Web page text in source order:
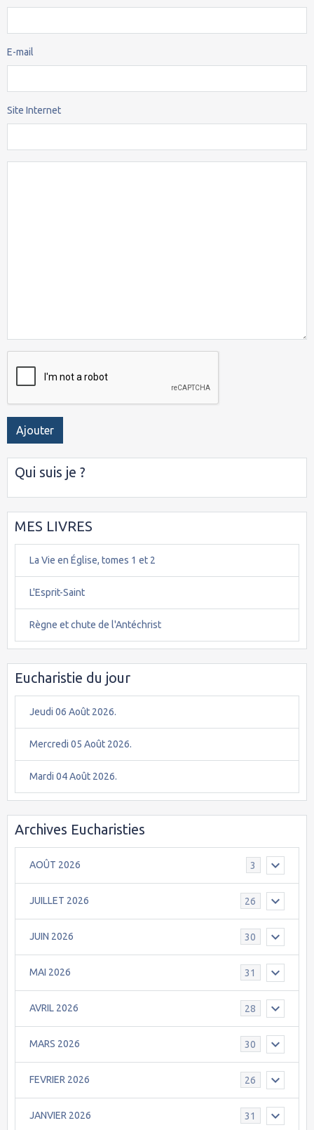
E-mail
Site Internet
Ajouter
Qui suis je ?
MES LIVRES
La Vie en Église, tomes 1 et 2
L'Esprit-Saint
Règne et chute de l'Antéchrist
Eucharistie du jour
Jeudi 06 Août 2026.
Mercredi 05 Août 2026.
Mardi 04 Août 2026.
Archives Eucharisties
AOÛT 2026 3
JUILLET 2026 26
JUIN 2026 30
MAI 2026 31
AVRIL 2026 28
MARS 2026 30
FEVRIER 2026 26
JANVIER 2026 31